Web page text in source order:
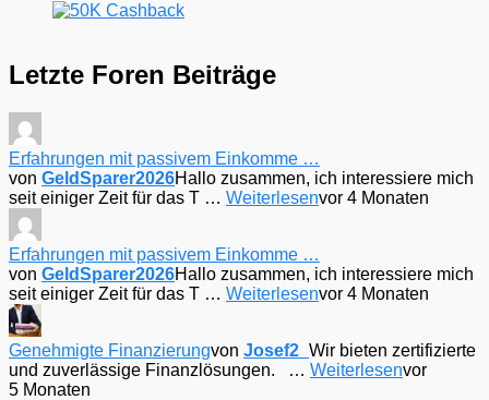
Letzte Foren Beiträge
Erfahrungen mit passivem Einkomme …
von GeldSparer2026Hallo zusammen, ich interessiere mich
seit einiger Zeit für das T … Weiterlesenvor 4 Monaten
Erfahrungen mit passivem Einkomme …
von GeldSparer2026Hallo zusammen, ich interessiere mich
seit einiger Zeit für das T … Weiterlesenvor 4 Monaten
Genehmigte Finanzierungvon Josef2_ Wir bieten zertifizierte
und zuverlässige Finanzlösungen. … Weiterlesenvor
5 Monaten